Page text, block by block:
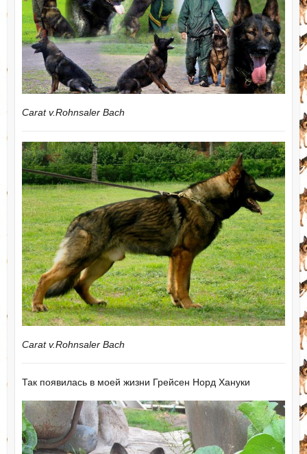
Carat v.Rohnsaler Bach
Carat v.Rohnsaler Bach
Так появилась в моей жизни Грейсен Норд Хануки